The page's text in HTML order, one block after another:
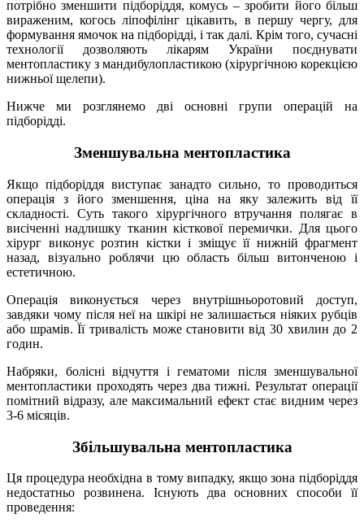
потрібно зменшити підборіддя, комусь – зробити його більш
вираженим, когось ліпофілінг цікавить, в першу чергу, для
формування ямочок на підборідді, і так далі. Крім того, сучасні
технології дозволяють лікарям України поєднувати
ментопластику з мандибулопластикою (хірургічною корекцією
нижньої щелепи).
Нижче ми розглянемо дві основні групи операцій на
підборідді.
Зменшувальна ментопластика
Якщо підборіддя виступає занадто сильно, то проводиться
операція з його зменшення, ціна на яку залежить від її
складності. Суть такого хірургічного втручання полягає в
висіченні надлишку тканин кісткової перемички. Для цього
хірург виконує розтин кістки і зміщує її нижній фрагмент
назад, візуально роблячи цю область більш витонченою і
естетичною.
Операція виконується через внутрішньоротовий доступ,
завдяки чому після неї на шкірі не залишається ніяких рубців
або шрамів. Її тривалість може становити від 30 хвилин до 2
годин.
Набряки, болісні відчуття і гематоми після зменшувальної
ментопластики проходять через два тижні. Результат операції
помітний відразу, але максимальний ефект стає видним через
3-6 місяців.
Збільшувальна ментопластика
Ця процедура необхідна в тому випадку, якщо зона підборіддя
недостатньо розвинена. Існують два основних способи її
проведення: